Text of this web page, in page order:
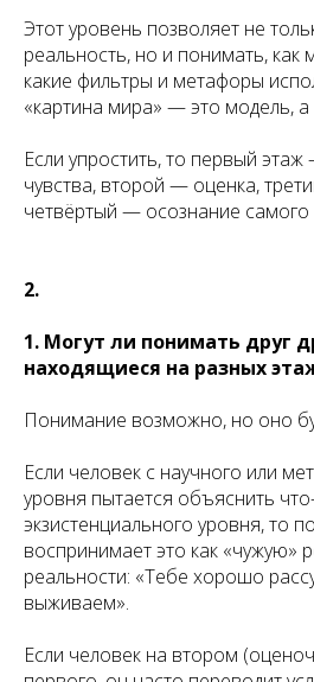
Этот уровень позволяет не
реальность, но и понимать, как
какие фильтры и метафоры
«картина мира» — это модель,
Если упростить, то первый этаж
чувства, второй — оценка,
четвёртый — осознание самого
2.
1. Могут ли понимать друг
находящиеся на разных
Понимание возможно, но оно
Если человек с научного или
уровня пытается объяснить
экзистенциального уровня, то
воспринимает это как «чужую»
реальности: «Тебе хорошо
выживаем».
Если человек на втором